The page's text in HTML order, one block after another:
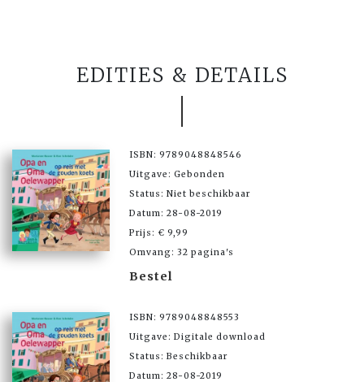
EDITIES & DETAILS
ISBN: 9789048848546
Uitgave: Gebonden
Status: Niet beschikbaar
Datum: 28-08-2019
Prijs: € 9,99
Omvang: 32 pagina's
Bestel
ISBN: 9789048848553
Uitgave: Digitale download
Status: Beschikbaar
Datum: 28-08-2019